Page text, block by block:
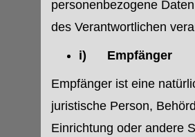
personenbezogene
des Verantwortlichen
i) Empfänger
Empfänger ist eine
juristische Person,
Einrichtung oder andere